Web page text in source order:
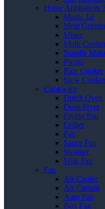
Home Appliances
Magic Jar
Meat
Mixer
Multi
Noodle
Presto
Rice Cooker
Slow Cooker
Cookware
Dutch Oven
Deep Fryer
Frying Pan
Griller
Pan
Sauce Pan
Steamer
Wok Pan
Fan
Air Cooler
Air Curtain
Auto Fan
Box Fan